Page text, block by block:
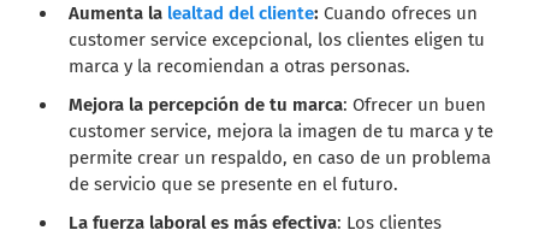
Aumenta la lealtad del cliente: Cuando ofreces un
customer service excepcional, los clientes eligen tu
marca y la recomiendan a otras personas.
Mejora la percepción de tu marca: Ofrecer un buen
customer service, mejora la imagen de tu marca y te
permite crear un respaldo, en caso de un problema
de servicio que se presente en el futuro.
La fuerza laboral es más efectiva: Los clientes